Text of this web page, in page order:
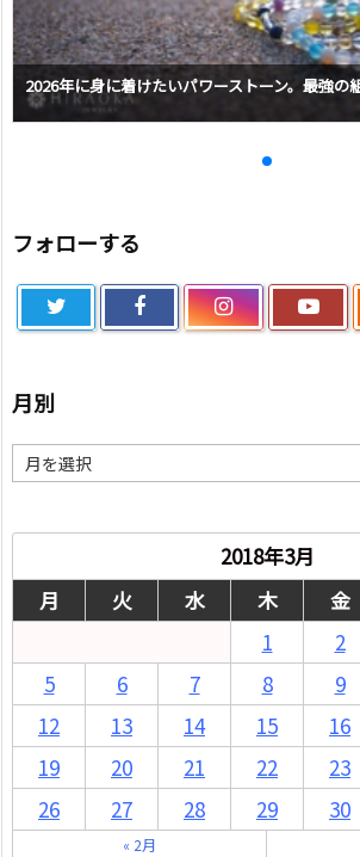
2026年に身に着けたいパワーストーン。最強の
フォローする
月別
別
2018年3月
月
火 水 木 金
1
2
5
6 7 8 9
12
13 14 15 16
19
20 21 22 23
26
27 28 29 30
« 2月